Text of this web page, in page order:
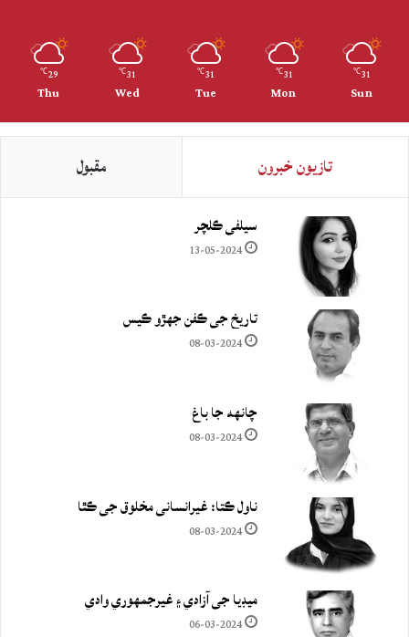
31
℃
Sun
31
℃
Mon
31
℃
Tue
31
℃
Wed
29
℃
Thu
تازيون خبرون مقبول
سيلفي ڪلچر
13-05-2024
تاريخ جي ڪفن جھڙو ڪيس
08-03-2024
چانهه جا باغ
08-03-2024
ناول ڪتا: غيرانساني مخلوق جي ڪٿا
08-03-2024
ميڊيا جي آزادي ۽ غيرجمھوري وادي
06-03-2024